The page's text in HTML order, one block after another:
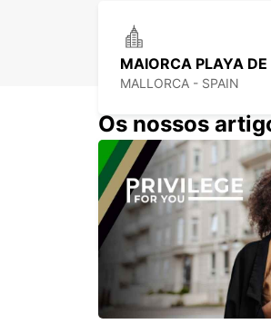
MAIORCA PLAYA
MALLORCA - SPAIN
MAIORCA PALMA
PALMA DE MALLORCA -
Os nossos